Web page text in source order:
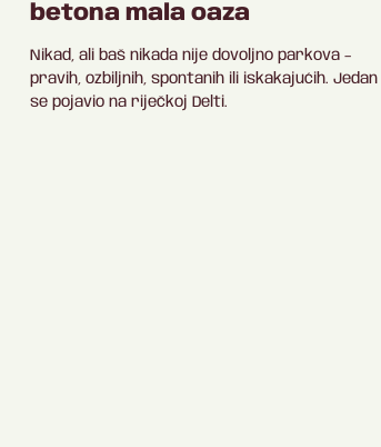
betona mala oaza
Nikad, ali baš nikada nije dovoljno parkova –
pravih, ozbiljnih, spontanih ili iskakajućih. Jedan
se pojavio na riječkoj Delti.